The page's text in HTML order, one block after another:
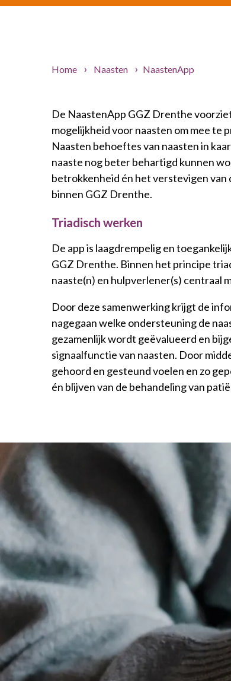
Home Naasten NaastenApp
De NaastenApp GGZ Drenthe
mogelijkheid voor naasten om mee te
Naasten behoeftes van naasten in
naaste nog beter behartigd kunnen
betrokkenheid én het verstevigen van
binnen GGZ Drenthe.
Triadisch werken
De app is laagdrempelig en
GGZ Drenthe. Binnen het principe
naaste(n) en hulpverlener(s) centraal
Door deze samenwerking krijgt de
nagegaan welke ondersteuning de
gezamenlijk wordt geëvalueerd en
signaalfunctie van naasten. Door
gehoord en gesteund voelen en zo
én blijven van de behandeling van